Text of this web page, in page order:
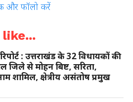
और फॉलो करें
like...
: उत्तराखंड के 32 विधायकों की
जिले से मोहन बिष्ट, सरिता,
शामिल, क्षेत्रीय असंतोष प्रमुख